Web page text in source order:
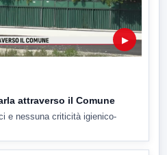
▶
attraverso il Comune
e nessuna criticità igienico-